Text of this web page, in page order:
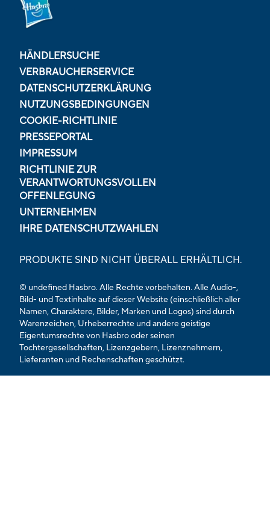
HÄNDLERSUCHE
VERBRAUCHERSERVICE
DATENSCHUTZERKLÄRUNG
NUTZUNGSBEDINGUNGEN
COOKIE-RICHTLINIE
PRESSEPORTAL
IMPRESSUM
RICHTLINIE ZUR
VERANTWORTUNGSVOLLEN
OFFENLEGUNG
UNTERNEHMEN
IHRE DATENSCHUTZWAHLEN
PRODUKTE SIND NICHT ÜBERALL ERHÄLTLICH.
© undefined Hasbro. Alle Rechte vorbehalten. Alle Audio-,
Bild- und Textinhalte auf dieser Website (einschließlich aller
Namen, Charaktere, Bilder, Marken und Logos) sind durch
Warenzeichen, Urheberrechte und andere geistige
Eigentumsrechte von Hasbro oder seinen
Tochtergesellschaften, Lizenzgebern, Lizenznehmern,
Lieferanten und Rechenschaften geschützt.